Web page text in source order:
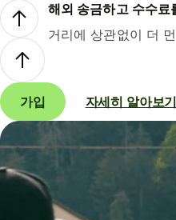
해외 송금하고 수수료
거리에 상관없이 더
가입 자세히 알아보기